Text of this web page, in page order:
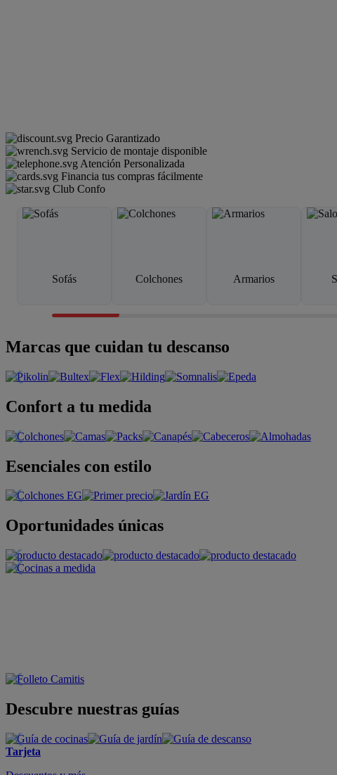
Precio Garantizado
Servicio de montaje disponible
Atención Personalizada
Financia tus compras fácilmente
Club Confo
Sofás Colchones Armarios
Marcas que cuidan tu descanso
Confort a tu medida
Esenciales con estilo
Oportunidades únicas
Descubre nuestras guías
Tarjeta